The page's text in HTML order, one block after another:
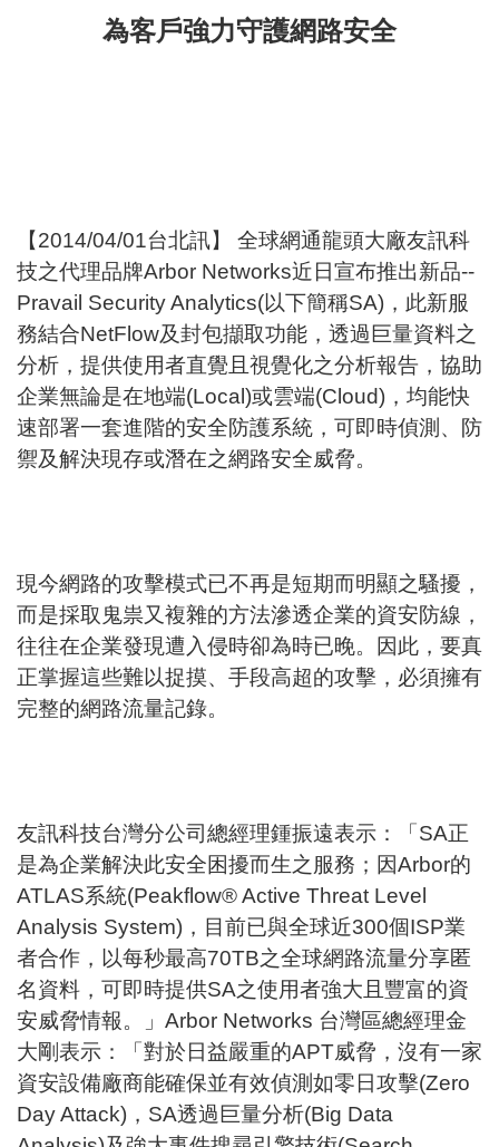
為客戶強力守護網路安全
【2014/04/01台北訊】 全球網通龍頭大廠友訊科
技之代理品牌Arbor Networks近日宣布推出新品--
Pravail Security Analytics(以下簡稱SA)，此新服
務結合NetFlow及封包擷取功能，透過巨量資料之
分析，提供使用者直覺且視覺化之分析報告，協助
企業無論是在地端(Local)或雲端(Cloud)，均能快
速部署一套進階的安全防護系統，可即時偵測、防
禦及解決現存或潛在之網路安全威脅。
現今網路的攻擊模式已不再是短期而明顯之騷擾，
而是採取鬼祟又複雜的方法滲透企業的資安防線，
往往在企業發現遭入侵時卻為時已晚。因此，要真
正掌握這些難以捉摸、手段高超的攻擊，必須擁有
完整的網路流量記錄。
友訊科技台灣分公司總經理鍾振遠表示：「SA正
是為企業解決此安全困擾而生之服務；因Arbor的
ATLAS系統(Peakflow® Active Threat Level
Analysis System)，目前已與全球近300個ISP業
者合作，以每秒最高70TB之全球網路流量分享匿
名資料，可即時提供SA之使用者強大且豐富的資
安威脅情報。」Arbor Networks 台灣區總經理金
大剛表示：「對於日益嚴重的APT威脅，沒有一家
資安設備廠商能確保並有效偵測如零日攻擊(Zero
Day Attack)，SA透過巨量分析(Big Data